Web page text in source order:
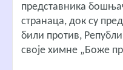
представника
странаца, док су
били против,
своје химне „Боже